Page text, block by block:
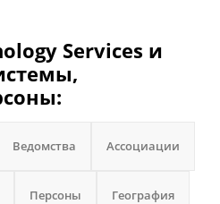
Services и
Ведомства Ассоциации
Персоны География